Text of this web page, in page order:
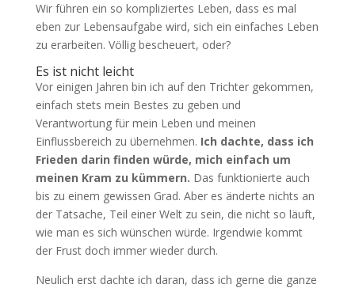
Wir führen ein so kompliziertes Leben, dass es mal
eben zur Lebensaufgabe wird, sich ein einfaches Leben
zu erarbeiten. Völlig bescheuert, oder?
Es ist nicht leicht
Vor einigen Jahren bin ich auf den Trichter gekommen,
einfach stets mein Bestes zu geben und
Verantwortung für mein Leben und meinen
Einflussbereich zu übernehmen. Ich dachte, dass ich
Frieden darin finden würde, mich einfach um
meinen Kram zu kümmern. Das funktionierte auch
bis zu einem gewissen Grad. Aber es änderte nichts an
der Tatsache, Teil einer Welt zu sein, die nicht so läuft,
wie man es sich wünschen würde. Irgendwie kommt
der Frust doch immer wieder durch.
Neulich erst dachte ich daran, dass ich gerne die ganze